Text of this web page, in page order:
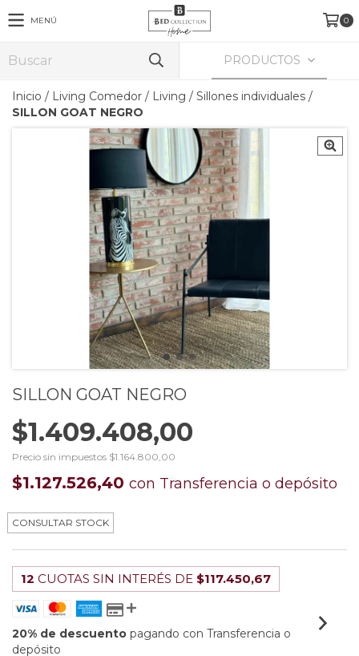
MENÚ 0
PRODUCTOS
Inicio / Living Comedor / Living / Sillones individuales /
SILLON GOAT NEGRO
SILLON GOAT NEGRO
$1.409.408,00
Precio sin impuestos $1.164.800,00
$1.127.526,40 con Transferencia o depósito
12 CUOTAS SIN INTERÉS DE $117.450,67
20% de descuento pagando con Transferencia o
depósito